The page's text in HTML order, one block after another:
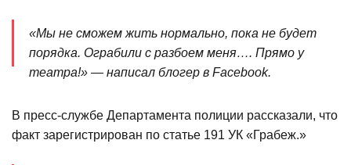
«Мы не сможем жить нормально, пока не будет
порядка. Ограбили с разбоем меня…. Прямо у
театра!» — написал блогер в Facebook.
В пресс-службе Департамента полиции рассказали, что
факт зарегистрирован по статье 191 УК «Грабеж.»